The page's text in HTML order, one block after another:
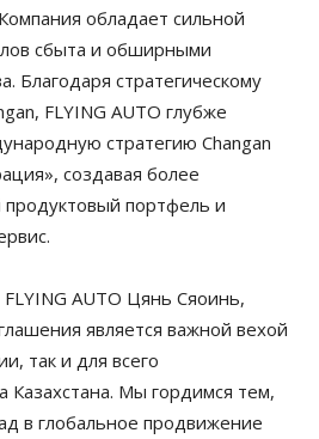
обладает сильной
сбыта и обширными
Благодаря стратегическому
FLYING AUTO глубже
стратегию Changan
создавая более
портфель и
AUTO Цянь Сяоинь,
является важной вехой
так и для всего
Казахстана. Мы гордимся тем,
в глобальное продвижение